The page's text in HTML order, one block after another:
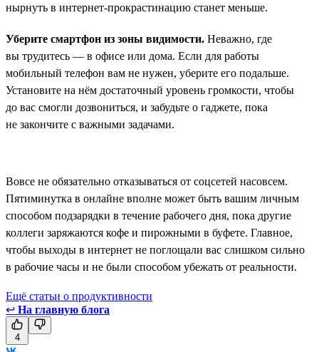
нырнуть в интернет-прокрастинацию станет меньше.
Уберите смартфон из зоны видимости. Неважно, где
вы трудитесь — в офисе или дома. Если для работы
мобильный телефон вам не нужен, уберите его подальше.
Установите на нём достаточный уровень громкости, чтобы
до вас смогли дозвониться, и забудьте о гаджете, пока
не закончите с важными задачами.
Вовсе не обязательно отказываться от соцсетей насовсем.
Пятиминутка в онлайне вполне может быть вашим личным
способом подзарядки в течение рабочего дня, пока другие
коллеги заряжаются кофе и пирожными в буфете. Главное,
чтобы выходы в интернет не поглощали вас слишком сильно
в рабочие часы и не были способом убежать от реальности.
Ещё статьи о продуктивности
↩ На главную блога
4